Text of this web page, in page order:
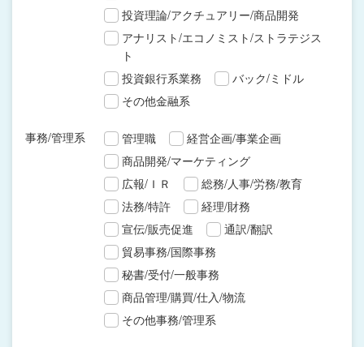
投資理論/アクチュアリー/商品開発
アナリスト/エコノミスト/ストラテジス
ト
投資銀行系業務
バック/ミドル
その他金融系
事務/管理系 管理職
経営企画/事業企画
商品開発/マーケティング
広報/ＩＲ
総務/人事/労務/教育
法務/特許
経理/財務
宣伝/販売促進
通訳/翻訳
貿易事務/国際事務
秘書/受付/一般事務
商品管理/購買/仕入/物流
その他事務/管理系